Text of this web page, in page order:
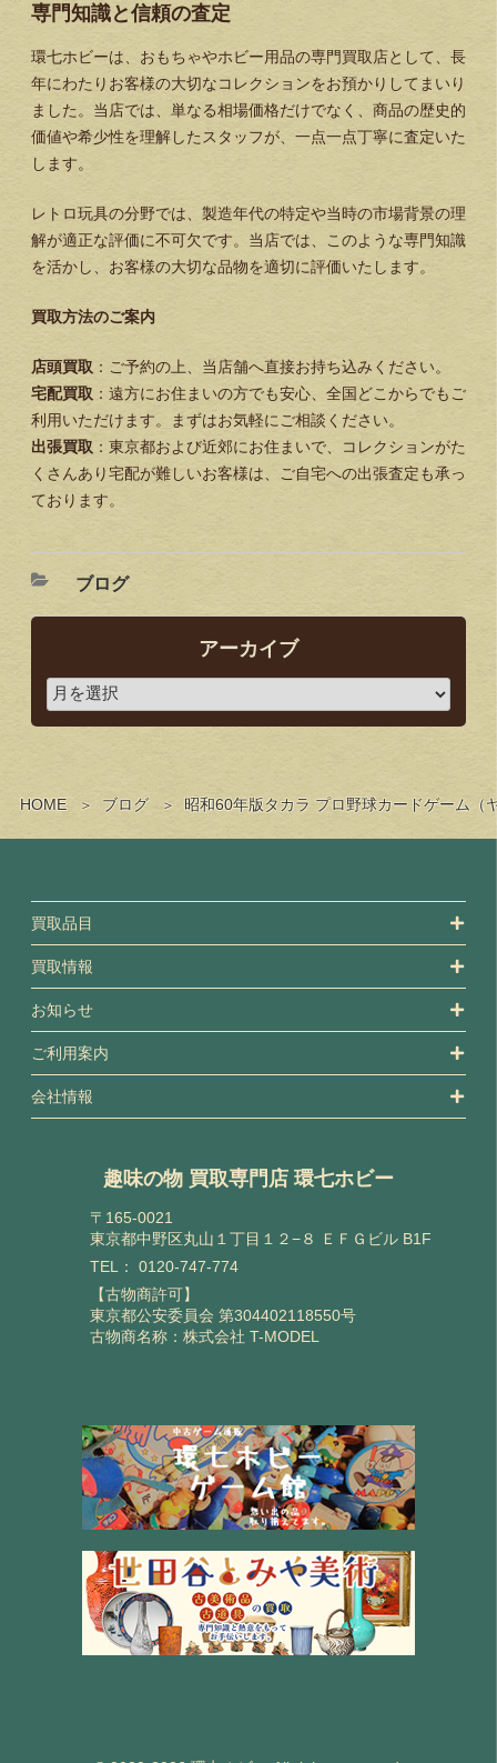
HOME ブログ 昭和60年版タカラ プロ野球カードゲーム（
専門知識と信頼の査定
環七ホビーは、おもちゃやホビー用品の専門買取店として、長
年にわたりお客様の大切なコレクションをお預かりしてまいり
ました。当店では、単なる相場価格だけでなく、商品の歴史的
価値や希少性を理解したスタッフが、一点一点丁寧に査定いた
します。
レトロ玩具の分野では、製造年代の特定や当時の市場背景の理
解が適正な評価に不可欠です。当店では、このような専門知識
を活かし、お客様の大切な品物を適切に評価いたします。
買取方法のご案内
店頭買取 ：ご予約の上、当店舗へ直接お持ち込みください。
宅配買取 ：遠方にお住まいの方でも安心、全国どこからでもご
利用いただけます。まずはお気軽にご相談ください。
出張買取 ：東京都および近郊にお住まいで、コレクションがた
くさんあり宅配が難しいお客様は、ご自宅への出張査定も承っ
ております。
ブログ
アーカイブ
買取品目
買取情報
お知らせ
ご利用案内
会社情報
趣味の物 買取専門店 環七ホビー
〒165-0021
東京都中野区丸山１丁目１２−８ ＥＦＧビル B1F
TEL： 0120-747-774
【古物商許可】
東京都公安委員会 第304402118550号
古物商名称：株式会社 T-MODEL